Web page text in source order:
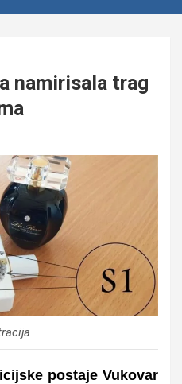
namirisala trag
postaje Vukovar